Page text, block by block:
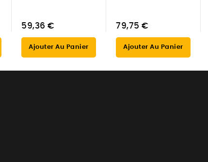
59,36 €
Ajouter Au Panier
79,75 €
Ajouter Au Panier